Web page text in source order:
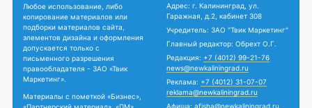
Любое использование, либо
копирование материалов или
подборки материалов сайта,
элементов дизайна и оформления
допускается только с
письменного разрешения
правообладателя - ЗАО «Твик
Маркетинг».
Материалы с пометкой «Бизнес»,
Адрес: г. Калининград, ул.
Гаражная, д.2, кабинет 308
Учредитель: ЗАО "Твик Маркетинг"
Главный редактор: Обрехт О.Г.
Редакция: +7 (4012) 99-21-76
news@newkaliningrad.ru
Реклама: +7 (4012) 31-07-07
reklama@newkaliningrad.ru
Афиша: afisha@newkaliningrad.ru